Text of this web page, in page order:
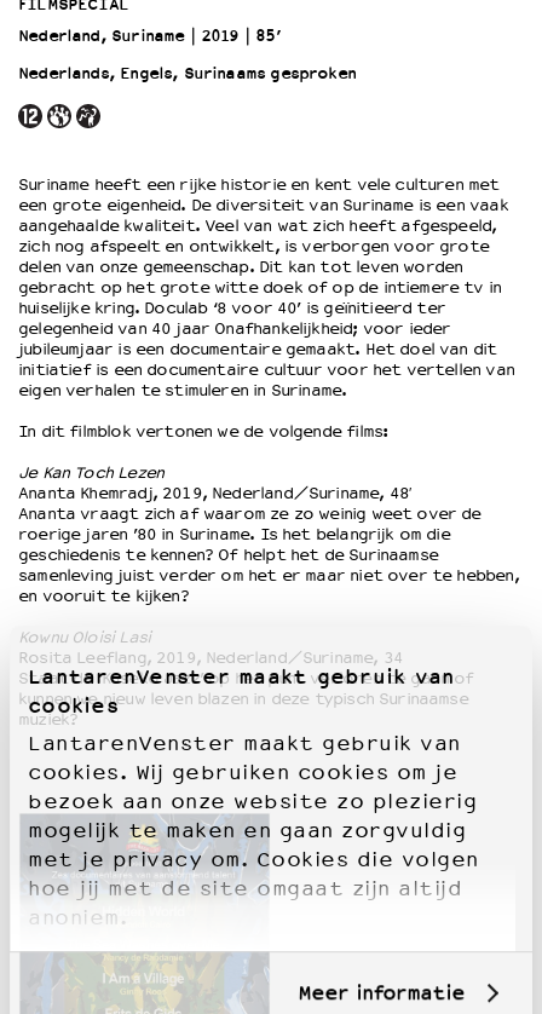
LantarenVenster maakt gebruik van
cookies
LantarenVenster maakt gebruik van
cookies. Wij gebruiken cookies om je
bezoek aan onze website zo plezierig
mogelijk te maken en gaan zorgvuldig
met je privacy om. Cookies die volgen
hoe jij met de site omgaat zijn altijd
anoniem.
Meer informatie
OVER LANTARENVENSTER
Werken bij
Word vriend
Historie
Partners
Huisregels
Privacyverklaring
Integriteits- en gedragscode
Duurzaamheid
Culturele boycot Israël
FILMSPECIAL
Nederland, Suriname
2019
85’
Nederlands, Engels, Surinaams gesproken
Suriname heeft een rijke historie en kent vele culturen met
een grote eigenheid. De diversiteit van Suriname is een vaak
aangehaalde kwaliteit. Veel van wat zich heeft afgespeeld,
zich nog afspeelt en ontwikkelt, is verborgen voor grote
delen van onze gemeenschap. Dit kan tot leven worden
gebracht op het grote witte doek of op de intiemere tv in
huiselijke kring. Doculab ‘8 voor 40’ is geïnitieerd ter
gelegenheid van 40 jaar Onafhankelijkheid; voor ieder
jubileumjaar is een documentaire gemaakt. Het doel van dit
initiatief is een documentaire cultuur voor het vertellen van
eigen verhalen te stimuleren in Suriname.
In dit filmblok vertonen we de volgende films:
Je Kan Toch Lezen
Ananta Khemradj, 2019, Nederland/Suriname, 48′
Ananta vraagt zich af waarom ze zo weinig weet over de
roerige jaren ’80 in Suriname. Is het belangrijk om die
geschiedenis te kennen? Of helpt het de Surinaamse
samenleving juist verder om het er maar niet over te hebben,
en vooruit te kijken?
Kownu Oloisi Lasi
Rosita Leeflang, 2019, Nederland/Suriname, 34
Staat de ‘Kaseko Jazz’ op het punt verloren te gaan of
kunnen we nieuw leven blazen in deze typisch Surinaamse
muziek?